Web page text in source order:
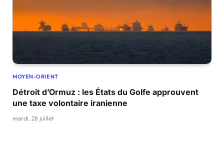
MOYEN-ORIENT
Détroit d’Ormuz : les États du Golfe approuvent
une taxe volontaire iranienne
mardi, 28 juillet